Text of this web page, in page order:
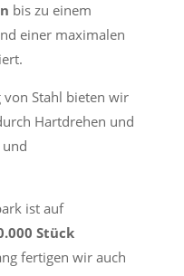
bis zu einem
einer maximalen
von Stahl bieten wir
Hartdrehen und
ist auf
Stück
fertigen wir auch